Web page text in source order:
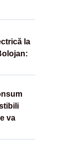
la
va